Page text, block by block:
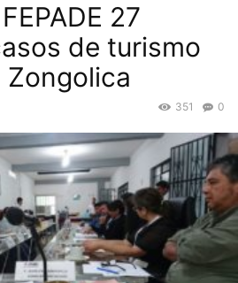
27
de turismo
0
351